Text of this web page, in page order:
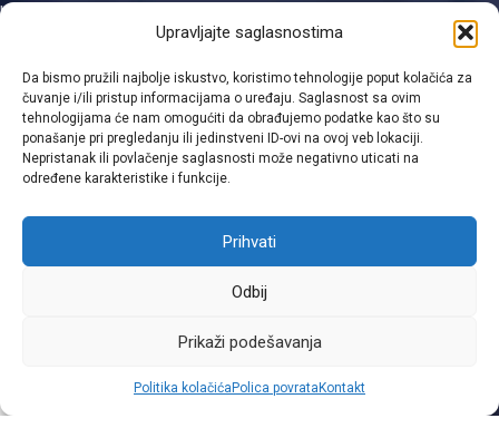
Upravljajte saglasnostima
Da bismo pružili najbolje iskustvo, koristimo tehnologije poput kolačića za
čuvanje i/ili pristup informacijama o uređaju. Saglasnost sa ovim
tehnologijama će nam omogućiti da obrađujemo podatke kao što su
ponašanje pri pregledanju ili jedinstveni ID-ovi na ovoj veb lokaciji.
Nepristanak ili povlačenje saglasnosti može negativno uticati na
određene karakteristike i funkcije.
Prihvati
Odbij
Prikaži podešavanja
Politika kolačića Polica povrata Kontakt
kopirne uređaje se bavi od 2003. godine. Jedina smo
registrovana firma za proizvodnju tonera i ketridža na području
Tuzlanskog kantona
Kategorije
Linkovi
Viber
Moj račun